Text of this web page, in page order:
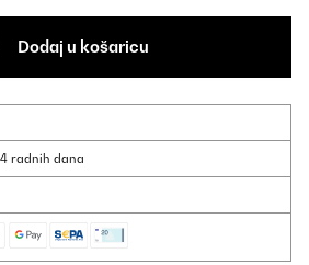
Dodaj u košaricu
radnih dana